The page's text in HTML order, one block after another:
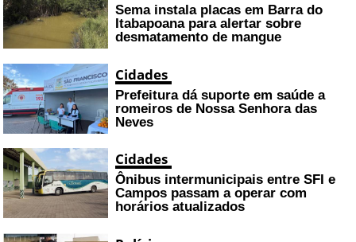
Sema instala placas em Barra do
Itabapoana para alertar sobre
desmatamento de mangue
Cidades
Prefeitura dá suporte em saúde a
romeiros de Nossa Senhora das
Neves
Cidades
Ônibus intermunicipais entre SFI e
Campos passam a operar com
horários atualizados